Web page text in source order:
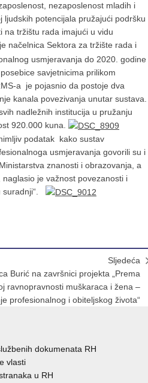
nezaposlenost mladih i
ljudskih potencijala pružajući podršku
na tržištu rada imajući u vidu
načelnica Sektora za tržište rada i
usmjeravanja do 2020. godine
savjetnicima prilikom
a je pojasnio da postoje dva
kanala povezivanja unutar sustava.
nadležnih institucija u pružanju
920.000 kuna.
podatak kako sustav
usmjeravanja govorili su i
znanosti i obrazovanja, a
je važnost povezanosti i
suradnji“.
Sljedeća
Burić na završnici projekta „Prema
ravnopravnosti muškaraca i žena –
profesionalnog i obiteljskog života“
dokumenata RH
vlasti
u RH